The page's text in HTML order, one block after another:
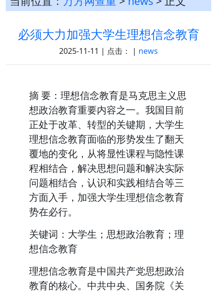
必须大力加强大学生理想信念教育
2025-11-11 | 点击： | news
摘 要：理想信念教育是马克思主义思
想政治教育重要内容之一。我国目前
正处于改革、转型的关键期，大学生
理想信念教育面临的形势发生了翻天
覆地的变化，从将显性课程与隐性课
程相结合，解决思想问题和解决实际
问题相结合，认识和实践相结合等三
方面入手，加强大学生理想信念教育
势在必行。
关键词：大学生；思想政治教育；理
想信念教育
理想信念教育是中国共产党思想政治
教育的核心。中共中央、国务院《关